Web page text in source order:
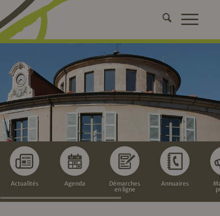
Actualités Agenda
Démarches
en ligne
Annuaires